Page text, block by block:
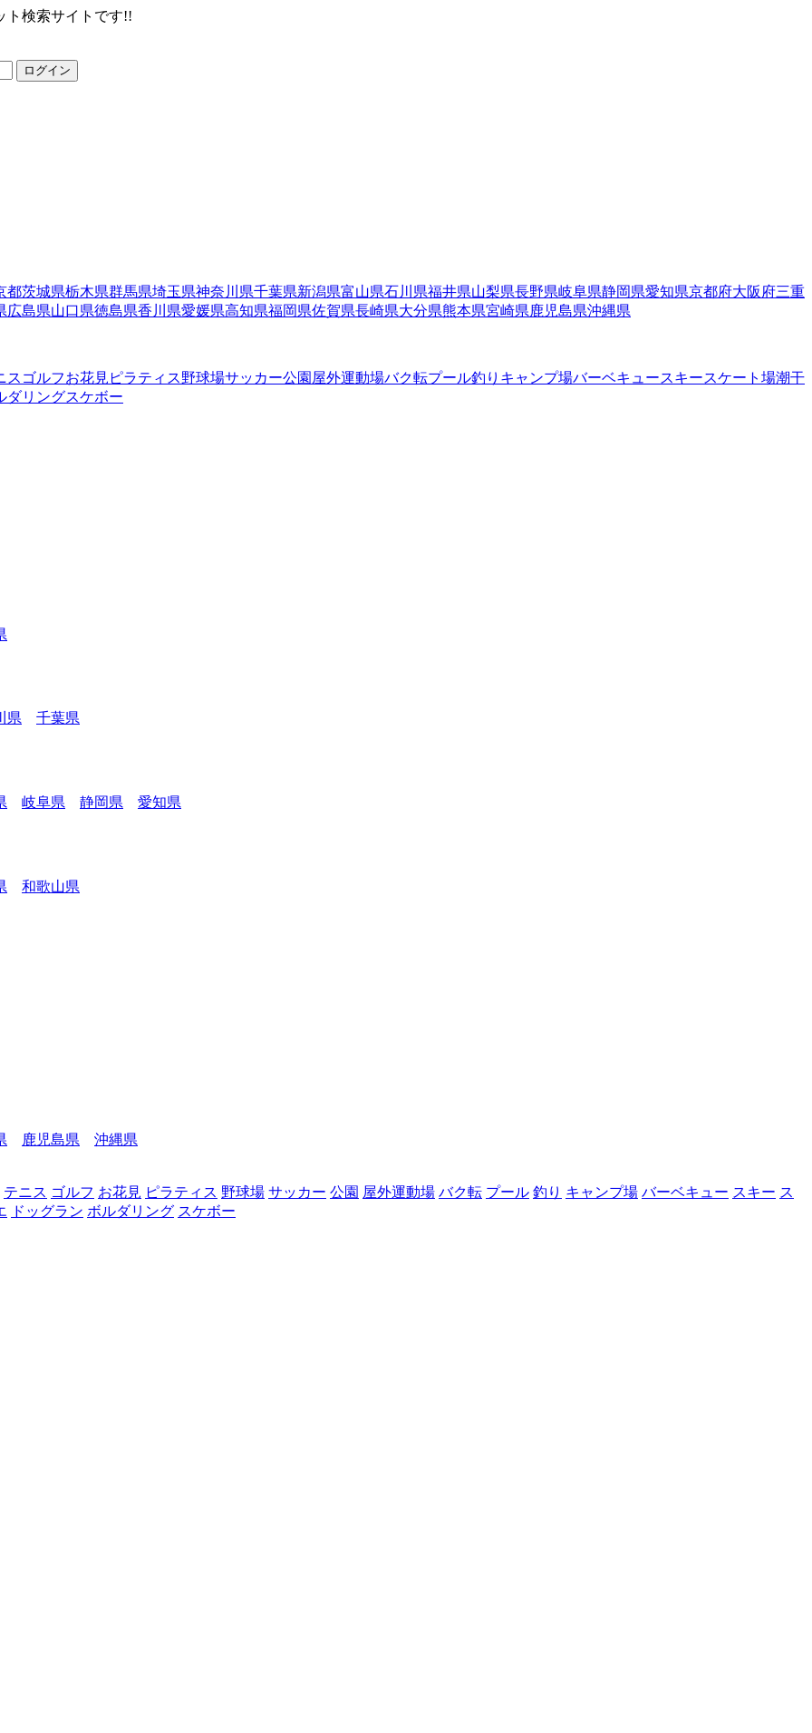
ト検索サイトです!!
ログイン
都茨城県栃木県群馬県埼玉県神奈川県千葉県新潟県富山県石川県福井県山梨県長野県岐阜県静岡県愛知県京都府大阪府三重
広島県山口県徳島県香川県愛媛県高知県福岡県佐賀県長崎県大分県熊本県宮崎県鹿児島県沖縄県
ス ゴルフお花見 ピラティス野球場サッカー公園 屋外運動場バク転プール釣り キャンプ場バーベキュースキースケート場潮干
ダリングスケボー
県 千葉県
岐阜県 静岡県 愛知県
和歌山県
鹿児島県
沖縄県
テニス ゴルフ お花見 ピラティス 野球場 サッカー 公園 屋外運動場 バク転 プール 釣り キャンプ場 バーベキュー スキー ス
ドッグラン ボルダリング スケボー